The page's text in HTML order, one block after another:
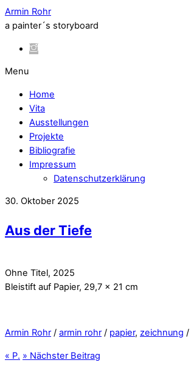
Armin Rohr
a painter´s storyboard
Menu
Home
Vita
Ausstellungen
Projekte
Bibliografie
Impressum
Datenschutzerklärung
30. Oktober 2025
Aus der Tiefe
Ohne Titel, 2025
Bleistift auf Papier, 29,7 x 21 cm
Armin Rohr / armin rohr / papier, zeichnung /
« P. » Nächster Beitrag